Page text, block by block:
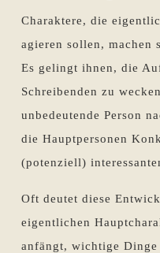
Charaktere, die
agieren sollen, machen
Es gelingt ihnen, die
Schreibenden zu
unbedeutende Person
die Hauptpersonen
(potenziell)
Oft deutet diese
eigentlichen
anfängt, wichtige Dinge